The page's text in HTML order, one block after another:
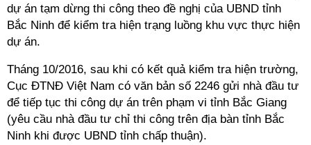
dự án tạm dừng thi công theo đề nghị của UBND tỉnh
Bắc Ninh để kiểm tra hiện trạng luồng khu vực thực hiện
dự án.
Tháng 10/2016, sau khi có kết quả kiểm tra hiện trường,
Cục ĐTNĐ Việt Nam có văn bản số 2246 gửi nhà đầu tư
để tiếp tục thi công dự án trên phạm vi tỉnh Bắc Giang
(yêu cầu nhà đầu tư chỉ thi công trên địa bàn tỉnh Bắc
Ninh khi được UBND tỉnh chấp thuận).